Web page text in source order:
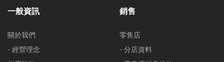
一般資訊
關於我們
- 經營理念
銷售
零售店
- 分店資料